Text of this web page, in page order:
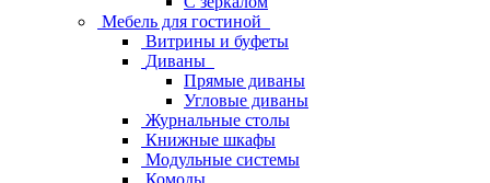
Мебель для гостиной
Витрины и буфеты
Диваны
Прямые диваны
Угловые диваны
Журнальные столы
Книжные шкафы
Модульные системы
Комоды